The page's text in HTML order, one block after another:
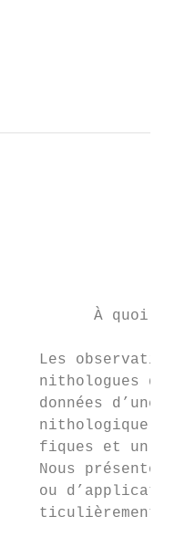
À quoi
Les
nithologues de
données d’une
nithologique
fiques et un
Nous
ou
ticulièrement